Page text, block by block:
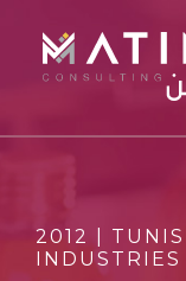
SERVICES
SECTEURS
2012 |
INDUSTRIES